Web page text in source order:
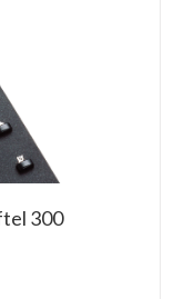
300